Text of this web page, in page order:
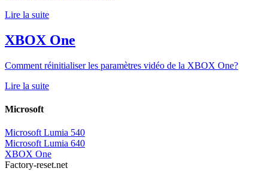
Lire la suite
XBOX One
Comment réinitialiser les paramètres vidéo de la XBOX One?
Lire la suite
Microsoft
Microsoft Lumia 540
Microsoft Lumia 640
XBOX One
Factory-reset.net